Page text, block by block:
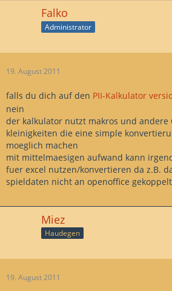
Falko
Administrator
19. August 2011
falls du dich auf den PII-Kalkulator
nein
der kalkulator nutzt makros und andere
kleinigkeiten die eine simple
moeglich machen
mit mittelmaesigen aufwand kann
fuer excel nutzen/konvertieren da z.B.
spieldaten nicht an openoffice
Miez
Haudegen
19. August 2011